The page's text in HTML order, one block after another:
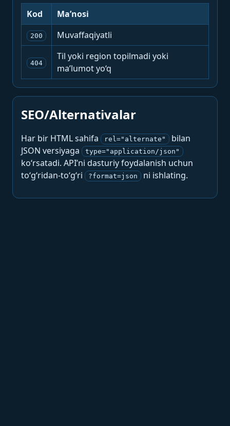
Kod Ma’nosi
200 Muvaffaqiyatli
404
Til yoki region topilmadi yoki
ma’lumot yo‘q
SEO/Alternativalar
Har bir HTML sahifa rel="alternate"
bilan
JSON versiyaga
type="application/json"
ko‘rsatadi. API’ni dasturiy foydalanish uchun
to‘g‘ridan-to‘g‘ri
?format=json ni ishlating.